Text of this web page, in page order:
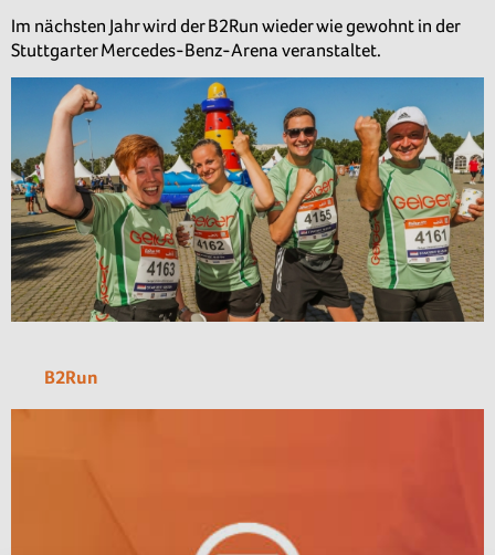
Im nächsten Jahr wird der B2Run wieder wie gewohnt in der
Stuttgarter Mercedes-Benz-Arena veranstaltet.
B2Run